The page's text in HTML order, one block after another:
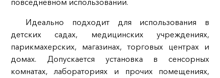
повседневном использовании.
Идеально подходит для использования в
детских садах, медицинских учреждениях,
парикмахерских, магазинах, торговых центрах и
домах. Допускается установка в сенсорных
комнатах, лабораториях и прочих помещениях,